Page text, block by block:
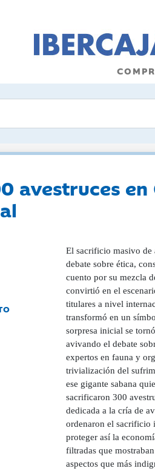
avestruces
El sacrificio masivo de
debate sobre ética,
cuento por su mezcla
convirtió en el
titulares a nivel
transformó en un
sorpresa inicial se
avivando el debate
expertos en fauna y
trivialización del
ese gigante sabana
sacrificaron 300
dedicada a la cría de
ordenaron el sacrificio
proteger así la
filtradas que
aspectos que más